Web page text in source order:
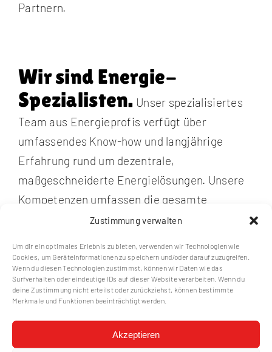
Zustimmung verwalten
Um dir ein optimales Erlebnis zu bieten, verwenden wir Technologien wie
Cookies, um Geräteinformationen zu speichern und/oder darauf zuzugreifen.
Wenn du diesen Technologien zustimmst, können wir Daten wie das
Surfverhalten oder eindeutige IDs auf dieser Website verarbeiten. Wenn du
deine Zustimmung nicht erteilst oder zurückziehst, können bestimmte
Merkmale und Funktionen beeinträchtigt werden.
Akzeptieren
Partnern.
Wir sind Energie-
Spezialisten. Unser spezialisiertes
Team aus Energieprofis verfügt über
umfassendes Know-how und langjährige
Erfahrung rund um dezentrale,
maßgeschneiderte Energielösungen. Unsere
Kompetenzen umfassen die gesamte
Wertschöpfungskette: Wir planen, realisieren
Wärme- und Stromerzeugung.
Wir sind Dienstleister.
Kundenservice und Beratung sind Ansporn
und Verpflichtung zugleich für uns. Denn